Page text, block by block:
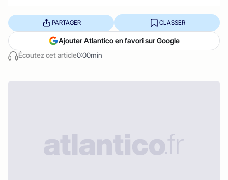
Écoutez cet article0:00min
PARTAGER CLASSER
Ajouter Atlantico en favori sur Google